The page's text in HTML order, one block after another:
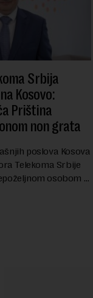
Srbija
Kosovo:
Priština
non grata
poslova Kosova
Telekoma Srbije
osobom i